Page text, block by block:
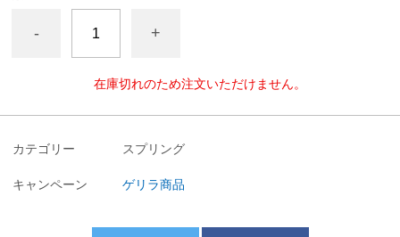
- +
在庫切れのため注文いただけません。
カテゴリー スプリング
キャンペーン ゲリラ商品